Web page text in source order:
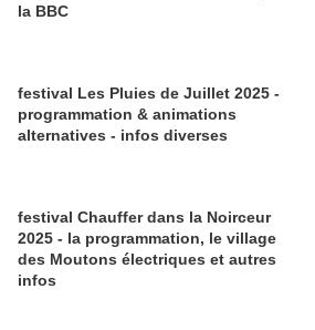
la BBC
festival Les Pluies de Juillet 2025 -
programmation & animations
alternatives - infos diverses
festival Chauffer dans la Noirceur
2025 - la programmation, le village
des Moutons électriques et autres
infos